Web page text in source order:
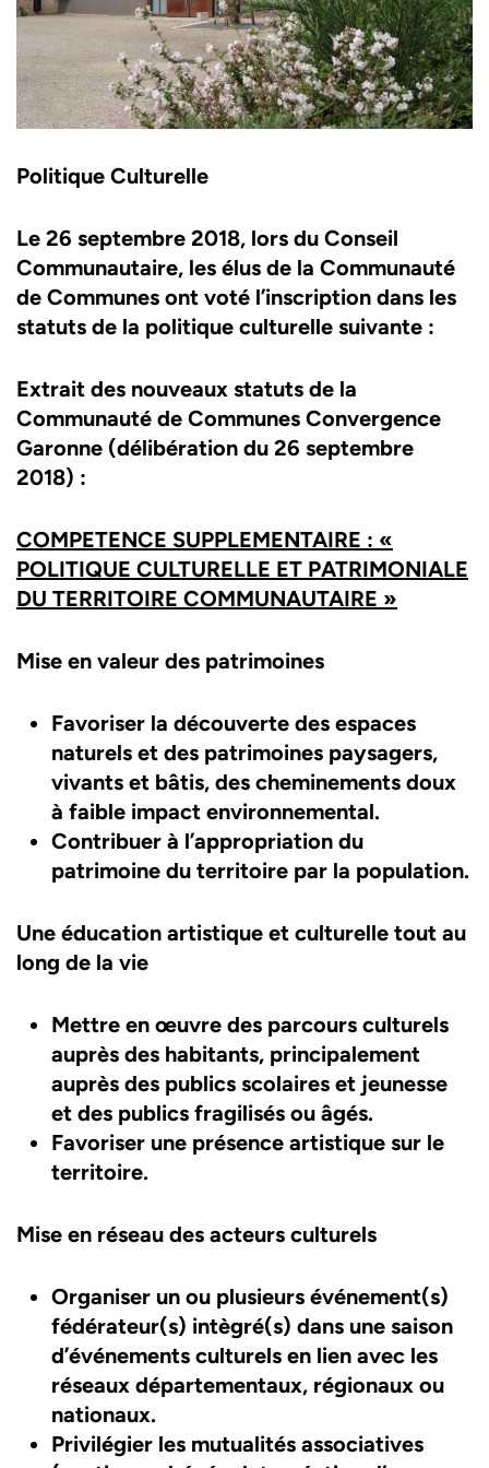
Politique Culturelle
Le 26 septembre 2018, lors du Conseil
Communautaire, les élus de la Communauté
de Communes ont voté l’inscription dans les
statuts de la politique culturelle suivante :
Extrait des nouveaux statuts de la
Communauté de Communes Convergence
Garonne (délibération du 26 septembre
2018) :
COMPETENCE SUPPLEMENTAIRE : «
POLITIQUE CULTURELLE ET PATRIMONIALE
DU TERRITOIRE COMMUNAUTAIRE »
Mise en valeur des patrimoines
Favoriser la découverte des espaces
naturels et des patrimoines paysagers,
vivants et bâtis, des cheminements doux
à faible impact environnemental.
Contribuer à l’appropriation du
patrimoine du territoire par la population.
Une éducation artistique et culturelle tout au
long de la vie
Mettre en œuvre des parcours culturels
auprès des habitants, principalement
auprès des publics scolaires et jeunesse
et des publics fragilisés ou âgés.
Favoriser une présence artistique sur le
territoire.
Mise en réseau des acteurs culturels
Organiser un ou plusieurs événement(s)
fédérateur(s) intègré(s) dans une saison
d’événements culturels en lien avec les
réseaux départementaux, régionaux ou
nationaux.
Privilégier les mutualités associatives